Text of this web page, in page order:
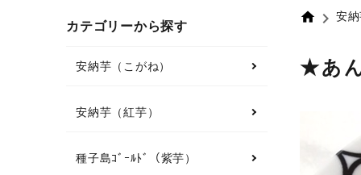
home 安
★あ
カテゴリーから探す
安納芋（こがね）
安納芋（紅芋）
種子島ｺﾞｰﾙﾄﾞ（紫芋）